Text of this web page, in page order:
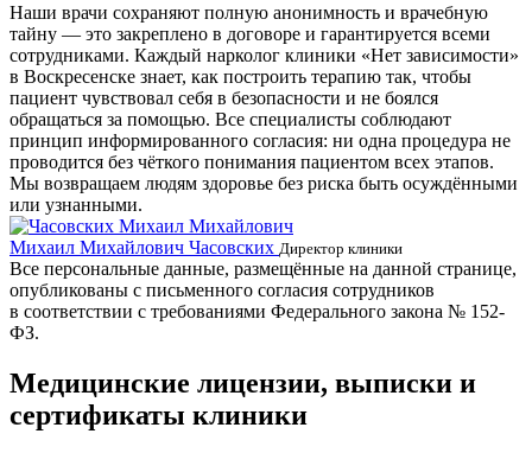
Наши врачи сохраняют полную анонимность и врачебную
тайну — это закреплено в договоре и гарантируется всеми
сотрудниками. Каждый нарколог клиники «Нет зависимости»
в Воскресенске знает, как построить терапию так, чтобы
пациент чувствовал себя в безопасности и не боялся
обращаться за помощью. Все специалисты соблюдают
принцип информированного согласия: ни одна процедура не
проводится без чёткого понимания пациентом всех этапов.
Мы возвращаем людям здоровье без риска быть осуждёнными
или узнанными.
Михаил Михайлович Часовских Директор клиники
Все персональные данные, размещённые на данной странице,
опубликованы с письменного согласия сотрудников
в соответствии с требованиями Федерального закона № 152-
ФЗ.
Медицинские лицензии, выписки и
сертификаты клиники